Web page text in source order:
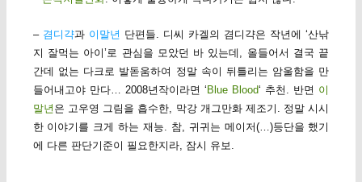
– 겸디갹과 이말년 단편들. 디씨 카겔의 겸디갹은 작년에 ‘산낚
지 잘먹는 아이’로 관심을 모았던 바 있는데, 올들어서 결국 끝
간데 없는 다크로 발돋움하여 정말 속이 뒤틀리는 암울함을 만
들어내고야 만다… 2008년작이라면 ‘ Blue Blood‘ 추천. 반면 이
말년 은 고우영 그림을 흡수한, 막강 개그만화 제조기. 정말 시시
한 이야기를 크게 하는 재능. 참, 귀귀는 메이저(…)등단을 했기
에 다른 판단기준이 필요한지라, 잠시 유보.